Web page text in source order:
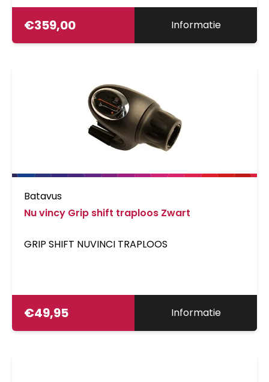
€359,00 Informatie
Batavus
Nu vincy Grip shift traploos Zwart
GRIP SHIFT NUVINCI TRAPLOOS
€49,95 Informatie